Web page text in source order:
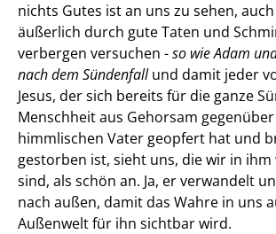
nichts Gutes ist an uns zu sehen,
äußerlich durch gute Taten und
verbergen versuchen - so wie Adam
nach dem Sündenfall und damit jeder
Jesus, der sich bereits für die ganze
Menschheit aus Gehorsam
himmlischen Vater geopfert hat und
gestorben ist, sieht uns, die wir in
sind, als schön an. Ja, er verwandelt
nach außen, damit das Wahre in uns
Außenwelt für ihn sichtbar wird.